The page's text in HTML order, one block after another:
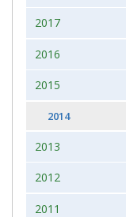
2017
2016
2015
2014
2013
2012
2011